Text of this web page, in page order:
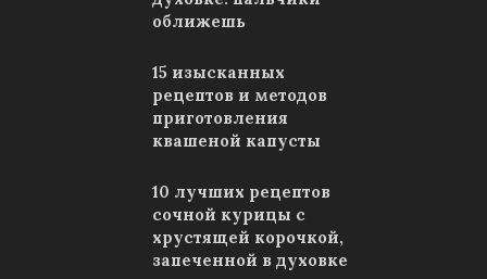
оближешь
15 изысканных
рецептов и методов
приготовления
квашеной капусты
10 лучших рецептов
сочной курицы с
хрустящей корочкой,
запеченной в духовке